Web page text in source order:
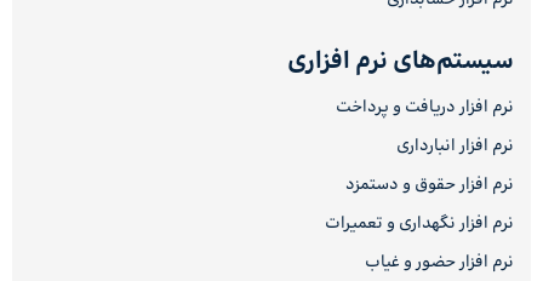
سیستم‌های نرم افزاری
نرم افزار دریافت و پرداخت
نرم افزار انبارداری
نرم افزار حقوق و دستمزد
نرم افزار نگهداری و تعمیرات
نرم افزار حضور و غیاب